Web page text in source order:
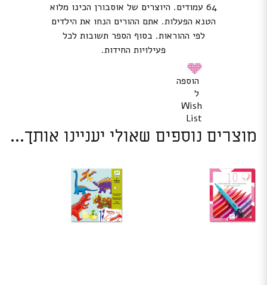
64 עמודים. היוצרים של אוסבורן הכינו מלוא
הטנא הפעלות. אתם ההורים הנחו את הילדים
לפי ההוראות. בסוף הספר תשובות לכל
פעילויות החידות.
הוספה
ל
Wish
List
מוצרים נוספים שאולי יעניינו אותך...